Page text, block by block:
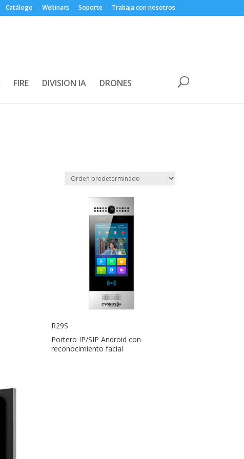
Catálogo Webinars Soporte Trabaja con nosotros
FIRE DIVISION IA DRONES
R29S
Portero IP/SIP Android con
reconocimiento facial